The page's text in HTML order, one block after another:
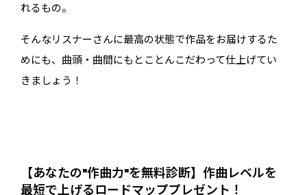
れるもの。
そんなリスナーさんに最高の状態で作品をお届けするた
めにも、曲頭・曲間にもとことんこだわって仕上げてい
きましょう！
【あなたの"作曲力"を無料診断】作曲レベルを
最短で上げるロードマッププレゼント！